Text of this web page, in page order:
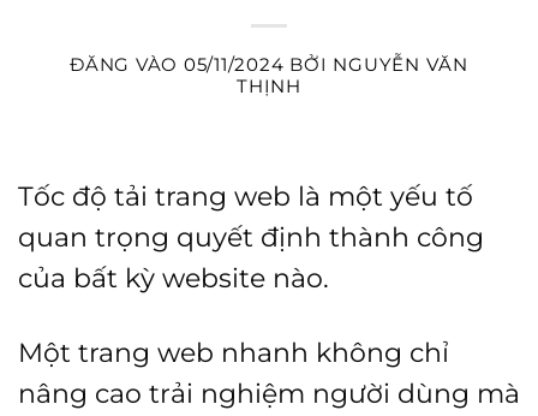
ĐĂNG VÀO 05/11/2024 BỞI NGUYỄN VĂN
THỊNH
Tốc độ tải trang web là một yếu tố
quan trọng quyết định thành công
của bất kỳ website nào.
Một trang web nhanh không chỉ
nâng cao trải nghiệm người dùng mà